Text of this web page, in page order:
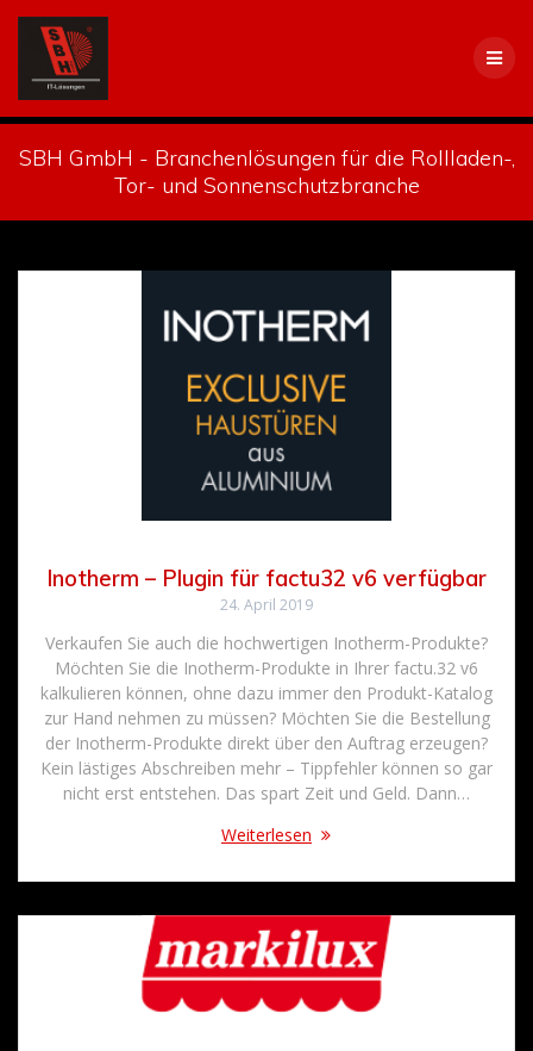
SBH GmbH - Branchenlösungen für die Rollladen-,
Tor- und Sonnenschutzbranche
Inotherm – Plugin für factu32 v6 verfügbar
24. April 2019
Verkaufen Sie auch die hochwertigen Inotherm-Produkte?
Möchten Sie die Inotherm-Produkte in Ihrer factu.32 v6
kalkulieren können, ohne dazu immer den Produkt-Katalog
zur Hand nehmen zu müssen? Möchten Sie die Bestellung
der Inotherm-Produkte direkt über den Auftrag erzeugen?
Kein lästiges Abschreiben mehr – Tippfehler können so gar
nicht erst entstehen. Das spart Zeit und Geld. Dann…
Weiterlesen